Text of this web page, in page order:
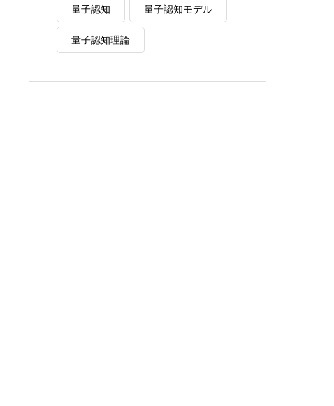
量子認知 量子認知モデル
量子認知理論